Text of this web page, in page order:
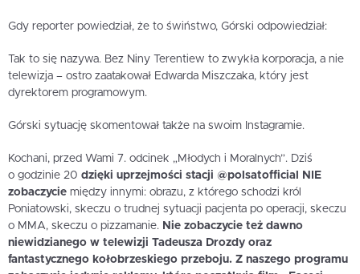
Gdy reporter powiedział, że to świństwo, Górski odpowiedział:
Tak to się nazywa. Bez Niny Terentiew to zwykła korporacja, a nie
telewizja – ostro zaatakował Edwarda Miszczaka, który jest
dyrektorem programowym.
Górski sytuację skomentował także na swoim Instagramie.
Kochani, przed Wami 7. odcinek „Młodych i Moralnych”. Dziś
o godzinie 20 dzięki uprzejmości stacji @polsatofficial NIE
zobaczycie między innymi: obrazu, z którego schodzi król
Poniatowski, skeczu o trudnej sytuacji pacjenta po operacji, skeczu
o MMA, skeczu o pizzamanie. Nie zobaczycie też dawno
niewidzianego w telewizji Tadeusza Drozdy oraz
fantastycznego kołobrzeskiego przeboju. Z naszego programu